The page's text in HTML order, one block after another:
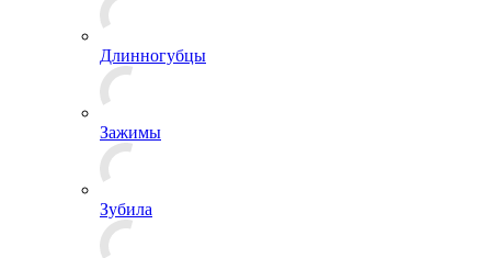
Длинногубцы
Зажимы
Зубила